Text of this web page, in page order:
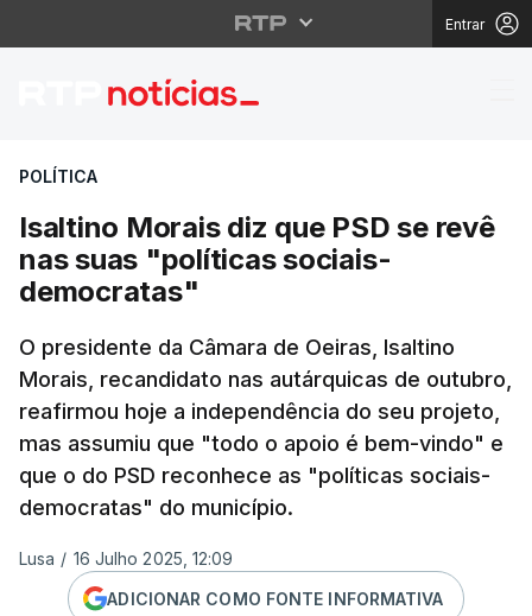
Entrar
Isaltino Morais diz
POLÍTICA
Isaltino Morais diz que PSD se revê
nas suas "políticas sociais-
democratas"
O presidente da Câmara de Oeiras, Isaltino
Morais, recandidato nas autárquicas de outubro,
reafirmou hoje a independência do seu projeto,
mas assumiu que "todo o apoio é bem-vindo" e
que o do PSD reconhece as "políticas sociais-
democratas" do município.
Lusa / 16 Julho 2025, 12:09
ADICIONAR COMO FONTE INFORMATIVA